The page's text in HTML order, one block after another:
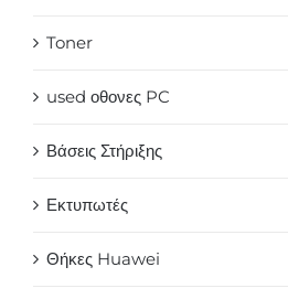
Toner
used οθονες PC
Βάσεις Στήριξης
Εκτυπωτές
Θήκες Huawei